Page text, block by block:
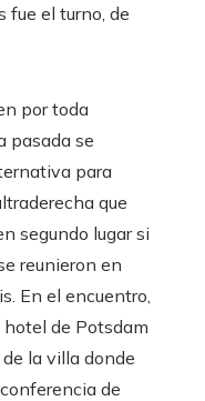
fue el turno, de
por toda
pasada se
para
que
segundo lugar si
reunieron en
En el encuentro,
de Potsdam
la villa donde
de